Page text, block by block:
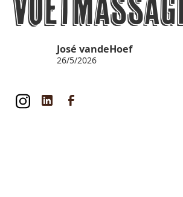
José vandeHoef
26/5/2026